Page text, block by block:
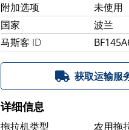
附加选项
未使用
国家
波兰
马斯客 ID
获取运输服
详细信息
拖拉机类型 农用拖